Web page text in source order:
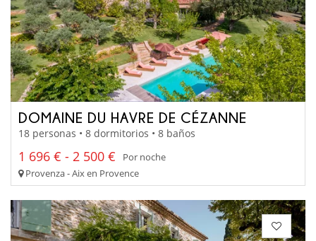
DOMAINE DU HAVRE DE CÉZANNE
18 personas • 8 dormitorios • 8 baños
1 696 € - 2 500 €
Por noche
Provenza - Aix en Provence